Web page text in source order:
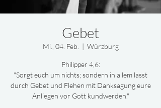
Gebet
Mi., 04. Feb.
  |
Würzburg
Philipper 4,6:
"Sorgt euch um nichts; sondern in allem lasst
durch Gebet und Flehen mit Danksagung eure
Anliegen vor Gott kundwerden."